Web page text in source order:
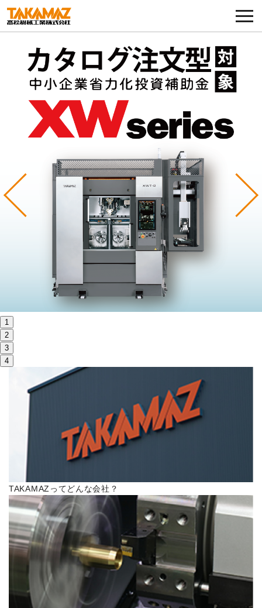
各種お問い合わせ・部品注文
採用に関してはこちらから
企業情報
展示会・イベント
コラム
製品ラインナップ
サステナビリティ
お問い合わせ
高松流技
ご利用に際して
当社のセキュリティへの取り組み
プライバシーポリシー
Previous
1
2
3
4
TAKAMAZってどんな会社？